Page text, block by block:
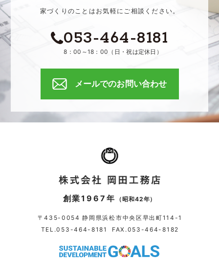
家づくりのことはお気軽にご相談ください。
053-464-8181
8：00～18：00（日・祝は定休日）
メールでのお問い合わせ
創業1967年 （昭和42年）
〒435-0054 静岡県浜松市中央区早出町114-1
TEL.053-464-8181 FAX.053-464-8182